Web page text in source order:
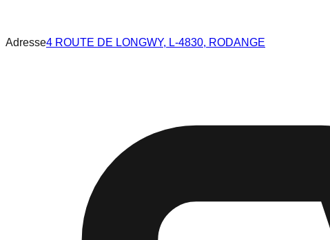
Adresse4 ROUTE DE LONGWY, L-4830, RODANGE